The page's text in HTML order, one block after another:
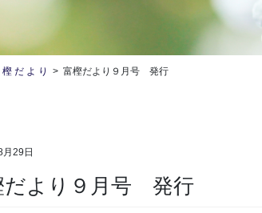
樫 だ よ り 富樫だより９月号 発行
29日
だより９月号 発行